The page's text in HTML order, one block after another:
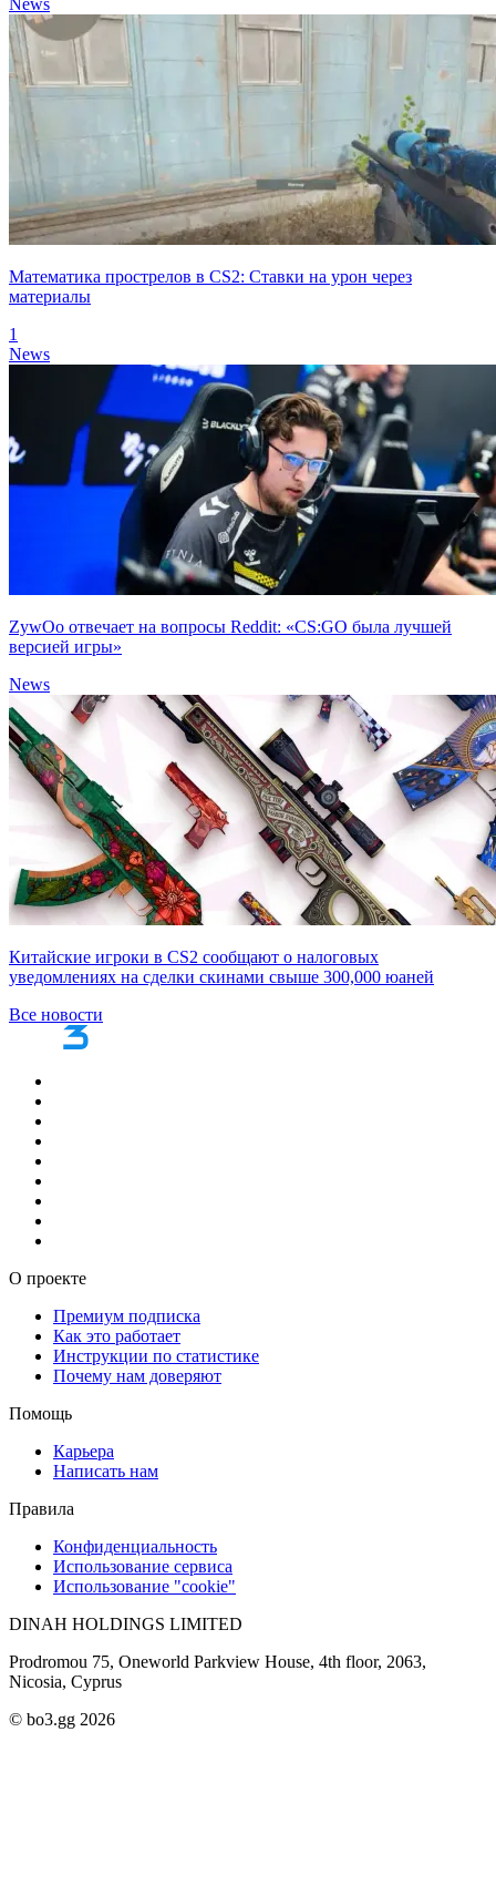
Математика прострелов в CS2: Ставки на урон через
материалы
1
News
ZywOo отвечает на вопросы Reddit: «CS:GO была лучшей
версией игры»
News
Китайские игроки в CS2 сообщают о налоговых
уведомлениях на сделки скинами свыше 300,000 юаней
Все новости
О проекте
Премиум подписка
Как это работает
Инструкции по статистике
Почему нам доверяют
Помощь
Карьера
Написать нам
Правила
Конфиденциальность
Использование сервиса
Использование "cookie"
DINAH HOLDINGS LIMITED
Prodromou 75, Oneworld Parkview House, 4th floor, 2063,
Nicosia, Cyprus
© bo3.gg 2026